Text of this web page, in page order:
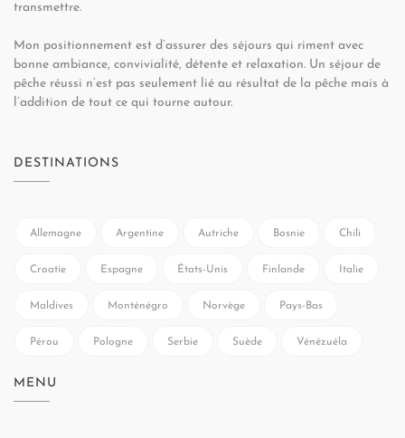
transmettre.
Mon positionnement est d’assurer des séjours qui riment avec
bonne ambiance, convivialité, détente et relaxation. Un séjour de
pêche réussi n’est pas seulement lié au résultat de la pêche mais à
l’addition de tout ce qui tourne autour.
DESTINATIONS
Allemagne Argentine Autriche Bosnie Chili
Croatie Espagne États-Unis Finlande Italie
Maldives Monténégro Norvège Pays-Bas
Pérou Pologne Serbie Suède Vénézuéla
MENU